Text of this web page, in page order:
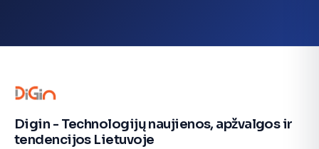
Digin - Technologijų naujienos, apžvalgos ir
tendencijos Lietuvoje